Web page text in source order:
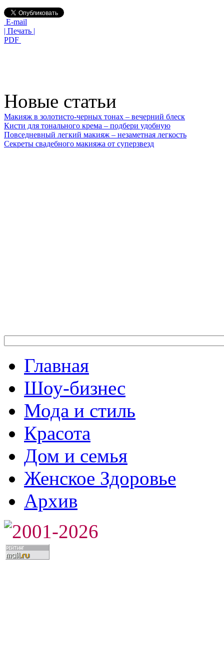
E-mail
| Печать |
PDF
Новые статьи
Макияж в золотисто-черных тонах – вечерний блеск
Кисти для тонального крема – подбери удобную
Повседневный легкий макияж – незаметная легкость
Секреты свадебного макияжа от суперзвезд
Главная
Шоу-бизнес
Мода и стиль
Красота
Дом и семья
Женское Здоровье
Архив
2001-2026